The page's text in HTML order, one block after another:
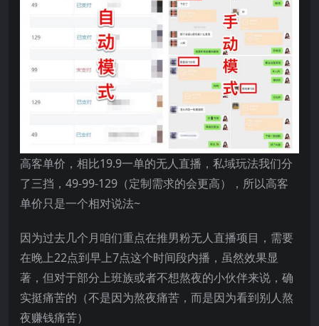
高客单价，相比19.9一单的无人直播，私域玩法我们分
了三挡，49-99-129（定制需求的会更高），所以高客
单价只是一个相对说法~
因为过去几个月咱们重点在推男粉无人直播项目，需要
在晚上22点到早上7点这个时间段内播，虽然效果显
著，但对于部分上班族或者不想熬夜的小伙伴来说，确
实挺痛苦的（不是因为熬夜痛苦，而是因为看到别人熬
夜赚钱痛苦）